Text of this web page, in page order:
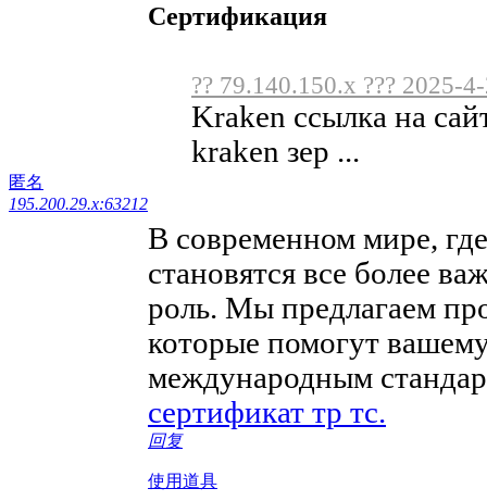
匿名
195.200.29.x:63212
Сертификация
?? 79.140.150.x ??? 2025-
Kraken ссылка на
kraken зер ...
В современном мире,
становятся все более
роль. Мы предлагаем
которые помогут
международным
сертификат тр тс.
回复
使用道具